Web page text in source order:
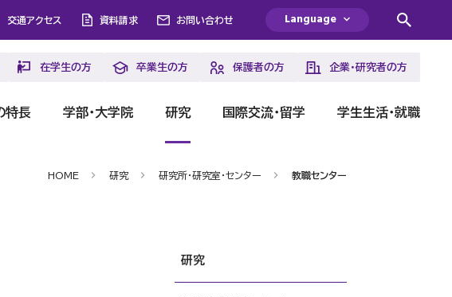
交通アクセス 資料請求 お問い合わせ Language
在学生の方 卒業生の方 保護者の方 企業・研究者の方
特長 学部・大学院 研究 国際交流・留学 学生生活・就職
HOME 研究 研究所・研究室・センター 教職センター
研究